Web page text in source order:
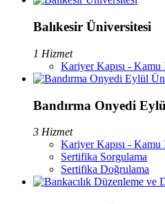
Balıkesir Üniversitesi
1 Hizmet
Kariyer Kapısı - Kamu
Bandırma Onyedi
3 Hizmet
Kariyer Kapısı - Kamu
Sertifika Sorgulama
Sertifika Doğrulama